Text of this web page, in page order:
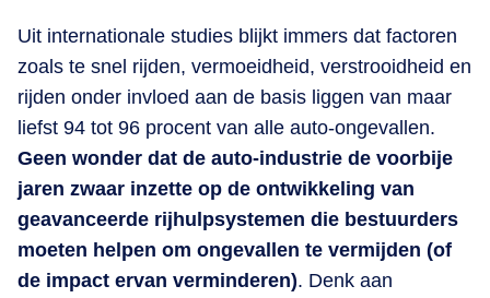
Uit internationale studies blijkt immers dat factoren
zoals te snel rijden, vermoeidheid, verstrooidheid en
rijden onder invloed aan de basis liggen van maar
liefst 94 tot 96 procent van alle auto-ongevallen.
Geen wonder dat de auto-industrie de voorbije
jaren zwaar inzette op de ontwikkeling van
geavanceerde rijhulpsystemen die bestuurders
moeten helpen om ongevallen te vermijden (of
de impact ervan verminderen). Denk aan